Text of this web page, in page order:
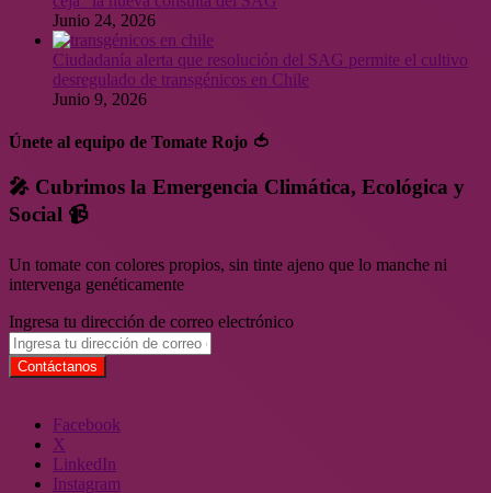
Junio 24, 2026
Ciudadanía alerta que resolución del SAG permite el cultivo
desregulado de transgénicos en Chile
Junio 9, 2026
Únete al equipo de Tomate Rojo 🍅
🎤 Cubrimos la Emergencia Climática, Ecológica y
Social 📹
Un tomate con colores propios, sin tinte ajeno que lo manche ni
intervenga genéticamente
Ingresa tu dirección de correo electrónico
Facebook
X
LinkedIn
Instagram